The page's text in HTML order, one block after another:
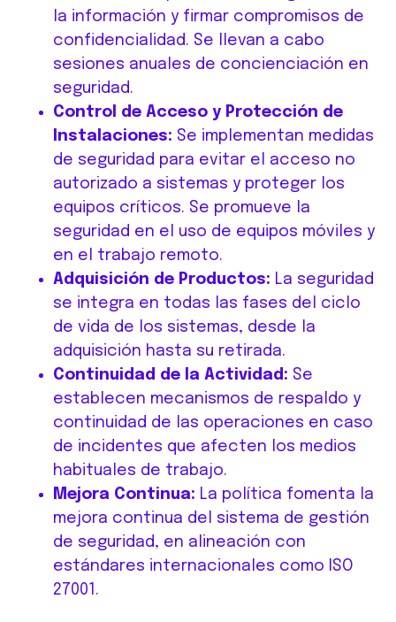
la información y firmar compromisos de
confidencialidad. Se llevan a cabo
sesiones anuales de concienciación en
seguridad.
Control de Acceso y Protección de
Instalaciones: Se implementan medidas
de seguridad para evitar el acceso no
autorizado a sistemas y proteger los
equipos críticos. Se promueve la
seguridad en el uso de equipos móviles y
en el trabajo remoto.
Adquisición de Productos: La seguridad
se integra en todas las fases del ciclo
de vida de los sistemas, desde la
adquisición hasta su retirada.
Continuidad de la Actividad: Se
establecen mecanismos de respaldo y
continuidad de las operaciones en caso
de incidentes que afecten los medios
habituales de trabajo.
Mejora Continua: La política fomenta la
mejora continua del sistema de gestión
de seguridad, en alineación con
estándares internacionales como ISO
27001.